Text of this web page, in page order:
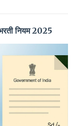
नियम 2025